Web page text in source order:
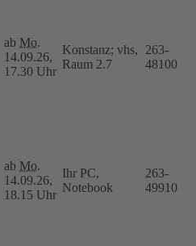
ab Mo.
14.09.26,
17.30 Uhr
Konstanz; vhs,
Raum 2.7
263-
48100
ab Mo.
14.09.26,
18.15 Uhr
Ihr PC,
Notebook
263-
49910